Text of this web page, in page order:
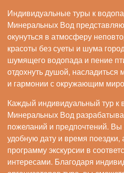
Индивидуальные туры к
Минеральных Вод
окунуться в атмосферу
красоты без суеты и шума
шумящего водопада и пение
отдохнуть душой, насладиться
и гармонии с окружающим
Каждый индивидуальный тур к
Минеральных Вод
пожеланий и предпочтений.
удобную дату и время поездки,
программу экскурсии в
интересами. Благодаря